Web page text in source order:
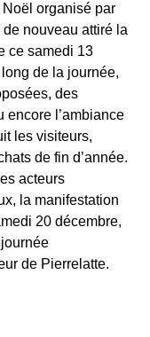
organisé par
de nouveau attiré la
ce samedi 13
de la journée,
des
encore l’ambiance
les visiteurs,
de fin d’année.
acteurs
la manifestation
20 décembre,
de Pierrelatte.